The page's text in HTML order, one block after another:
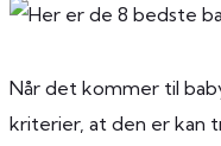
Når det kommer til
kriterier, at den er kan